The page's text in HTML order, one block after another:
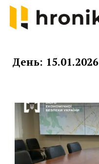
Skip
content
День: 15.01.2026